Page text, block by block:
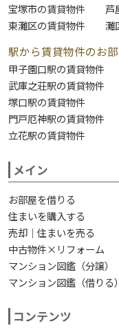
宝塚市の賃貸物件
芦
東灘区の賃貸物件
灘
駅から賃貸物件のお
甲子園口駅の賃貸物件
武庫之荘駅の賃貸物件
塚口駅の賃貸物件
門戸厄神駅の賃貸物件
立花駅の賃貸物件
メイン
お部屋を借りる
住まいを購入する
売却｜住まいを売る
中古物件×リフォーム
マンション図鑑（分譲）
マンション図鑑（借りる）
コンテンツ